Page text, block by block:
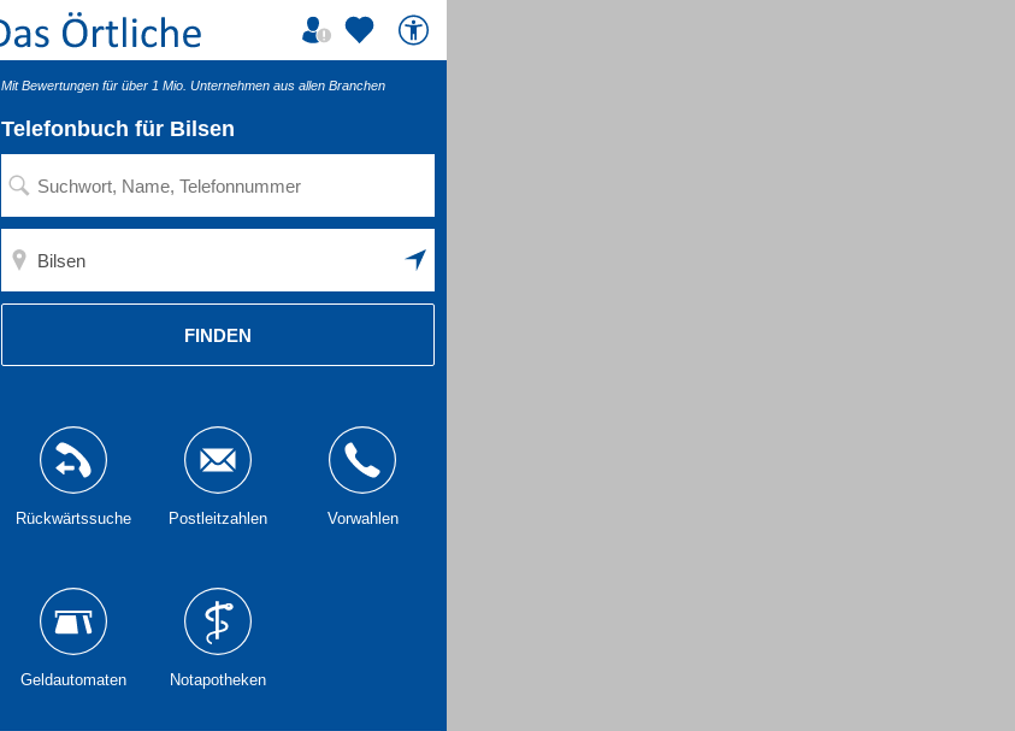
Mit Bewertungen für über 1 Mio. Unternehmen aus allen Branchen
Telefonbuch für Bilsen
FINDEN
Rückwärtssuche Postleitzahlen Vorwahlen
Geldautomaten Notapotheken